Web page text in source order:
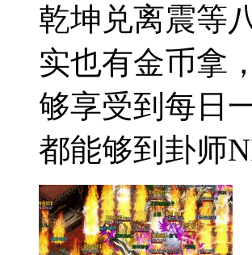
乾坤兑离震等
实也有金币拿
够享受到每日
都能够到卦师